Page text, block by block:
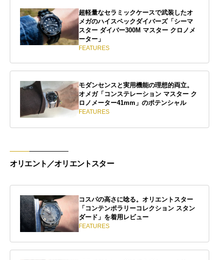
超軽量なセラミックケースで武装したオ
メガのハイスペックダイバーズ「シーマ
スター ダイバー300M マスター クロノメ
ーター」
FEATURES
モダンセンスと実用機能の理想的両立。
オメガ「コンステレーション マスター ク
ロノメーター41mm」のポテンシャル
FEATURES
オリエント／オリエントスター
コスパの高さに唸る。オリエントスター
「コンテンポラリーコレクション スタン
ダード」を着用レビュー
FEATURES